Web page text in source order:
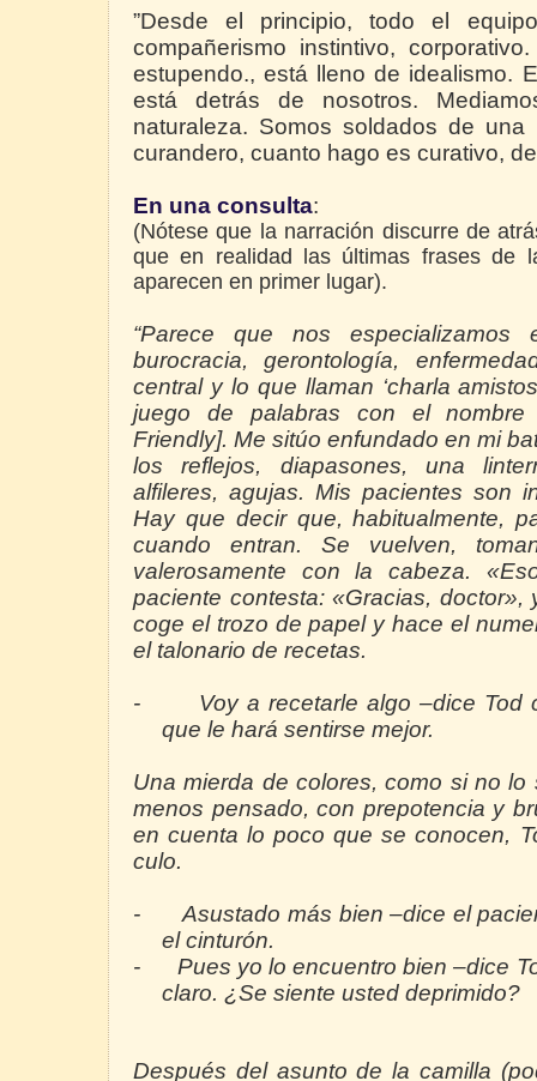
”Desde el principio, todo el
compañerismo instintivo,
estupendo., está lleno de idealismo.
está detrás de nosotros.
naturaleza. Somos soldados de una
curandero, cuanto hago es curativo,
En una consulta:
(Nótese que la narración discurre de
que en realidad las últimas frases de
aparecen en primer lugar).
“Parece que nos
burocracia, gerontología,
central y lo que llaman ‘charla
juego de palabras con el nombre
Friendly]. Me sitúo enfundado en mi
los reflejos, diapasones, una
alfileres, agujas. Mis pacientes son
Hay que decir que, habitualmente,
cuando entran. Se vuelven,
valerosamente con la cabeza.
paciente contesta: «Gracias, doctor»,
coge el trozo de papel y hace el
el talonario de recetas.
-
Voy a recetarle algo –dice Tod
que le hará sentirse mejor.
Una mierda de colores, como si no
menos pensado, con prepotencia y
en cuenta lo poco que se conocen,
culo.
-
Asustado más bien –dice el
el cinturón.
-
Pues yo lo encuentro bien –dice
claro. ¿Se siente usted deprimido?
Después del asunto de la camilla